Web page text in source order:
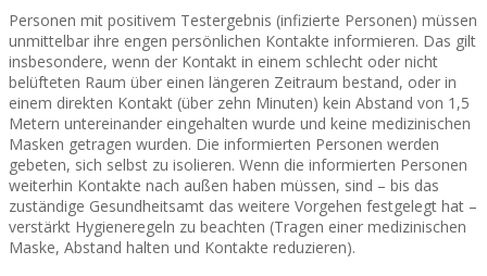
Personen mit positivem Testergebnis (infizierte Personen) müssen
unmittelbar ihre engen persönlichen Kontakte informieren. Das gilt
insbesondere, wenn der Kontakt in einem schlecht oder nicht
belüfteten Raum über einen längeren Zeitraum bestand, oder in
einem direkten Kontakt (über zehn Minuten) kein Abstand von 1,5
Metern untereinander eingehalten wurde und keine medizinischen
Masken getragen wurden. Die informierten Personen werden
gebeten, sich selbst zu isolieren. Wenn die informierten Personen
weiterhin Kontakte nach außen haben müssen, sind – bis das
zuständige Gesundheitsamt das weitere Vorgehen festgelegt hat –
verstärkt Hygieneregeln zu beachten (Tragen einer medizinischen
Maske, Abstand halten und Kontakte reduzieren).